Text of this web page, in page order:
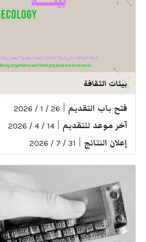
بيئات الثقافة
فتح باب التقديم 26 / 1 / 2026
آخر موعد للتقديم 14 / 4 / 2026
إعلان النتائج 31 / 7 / 2026